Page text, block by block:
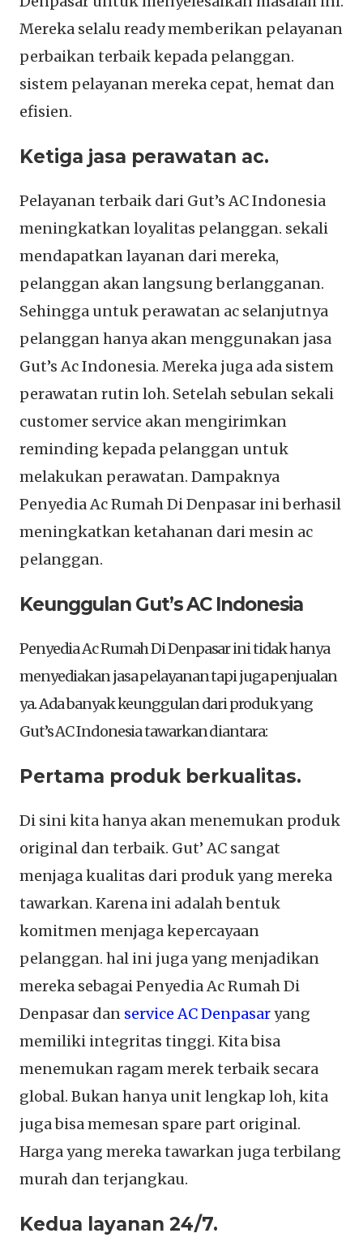
Mereka selalu ready memberikan pelayanan
perbaikan terbaik kepada pelanggan.
sistem pelayanan mereka cepat, hemat dan
efisien.
Ketiga jasa perawatan ac.
Pelayanan terbaik dari Gut’s AC Indonesia
meningkatkan loyalitas pelanggan. sekali
mendapatkan layanan dari mereka,
pelanggan akan langsung berlangganan.
Sehingga untuk perawatan ac selanjutnya
pelanggan hanya akan menggunakan jasa
Gut’s Ac Indonesia. Mereka juga ada sistem
perawatan rutin loh. Setelah sebulan sekali
customer service akan mengirimkan
reminding kepada pelanggan untuk
melakukan perawatan. Dampaknya
Penyedia Ac Rumah Di Denpasar ini berhasil
meningkatkan ketahanan dari mesin ac
pelanggan.
Keunggulan Gut’s AC Indonesia
Penyedia Ac Rumah Di Denpasar ini tidak hanya
menyediakan jasa pelayanan tapi juga penjualan
ya. Ada banyak keunggulan dari produk yang
Gut’s AC Indonesia tawarkan diantara:
Pertama produk berkualitas.
Di sini kita hanya akan menemukan produk
original dan terbaik. Gut’ AC sangat
menjaga kualitas dari produk yang mereka
tawarkan. Karena ini adalah bentuk
komitmen menjaga kepercayaan
pelanggan. hal ini juga yang menjadikan
mereka sebagai Penyedia Ac Rumah Di
Denpasar dan service AC Denpasaryang
memiliki integritas tinggi. Kita bisa
menemukan ragam merek terbaik secara
global. Bukan hanya unit lengkap loh, kita
juga bisa memesan spare part original.
Harga yang mereka tawarkan juga terbilang
murah dan terjangkau.
Kedua layanan 24/7.